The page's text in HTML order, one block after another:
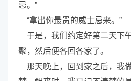
忌。”
“拿出你最贵的威士忌来。”
于是，我们约定好第二天下
聚，然后便各回各家了。
那天晚上，回到家之后，我